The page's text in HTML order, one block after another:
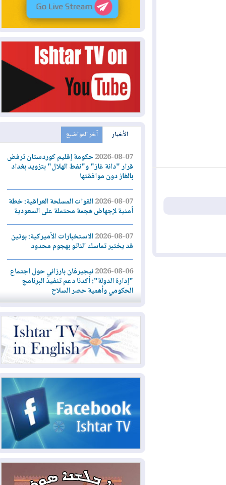
الأخبار آخر المواضيع
2026-08-07حكومة إقليم كوردستان ترفض
قرار "دانة غاز" و"نفط الهلال" بتزويد بغداد
بالغاز دون موافقتها
2026-08-07القوات المسلحة العراقية: خطة
أمنية لإجهاض هجمة محتملة على السعودية
2026-08-07الاستخبارات الأميركية: بوتين
قد يختبر تماسك الناتو بهجوم محدود
2026-08-06نيجيرفان بارزاني حول اجتماع
"إدارة الدولة": أكدنا دعم تنفيذ البرنامج
الحكومي وأهمية حصر السلاح
2026-08-06ائتلاف ادارة الدولة: من
يقومون بسلوك يهدد امن البلاد خارجون عن
القانون يجب محاربتهم
2026-08-06بعد هجومين قرب باب المندب..
الأحمر
2026-08-06مئات القاصرين بلا مأوى.. أزمة
سبتة تتصاعد وتضغط على مدريد
لمدة عام.. بدء توريد 100
مليون قدم مكعب يومياً من غاز كورمور في
إقليم كوردستان إلى وزارة الكهرباء العراقية